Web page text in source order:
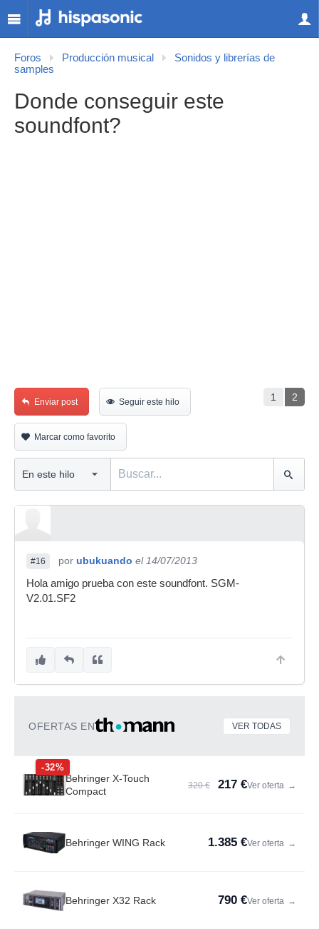
Foros Producción musical
Sonidos y librerías de
samples
Donde conseguir este
soundfont?
1 2
Enviar post Seguir este hilo
Marcar como favorito
#16 por ubukuando el 14/07/2013
Hola amigo prueba con este soundfont. SGM-
V2.01.SF2
OFERTAS EN VER TODAS
-32%
Behringer X-Touch
Compact
320 € 217 €Ver oferta →
Behringer WING Rack 1.385 €Ver oferta →
Behringer X32 Rack 790 €Ver oferta →